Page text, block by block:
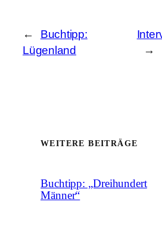
←
Buchtipp:
Lügenland
→
WEITERE BEITRÄGE
Buchtipp: „Dreihundert
Männer“